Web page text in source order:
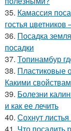
35. Камассия
гостья цветников
36. Посадка
посадки
37. Топинамбур
38. Пластиковые
Какими
39. Болезни
и как ее лечить
40. Сохнут